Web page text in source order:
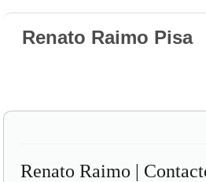
Renato Raimo Pisa
Renato Raimo |